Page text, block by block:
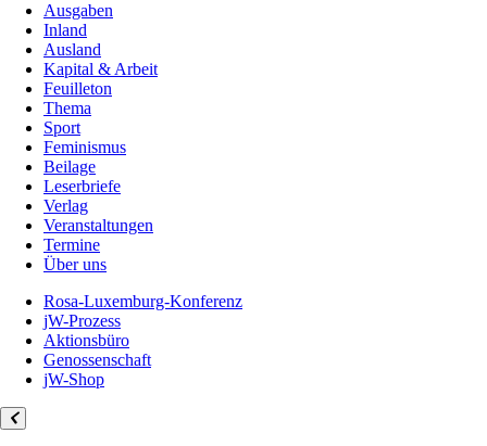
Ausgaben
Inland
Ausland
Kapital & Arbeit
Feuilleton
Thema
Sport
Feminismus
Beilage
Leserbriefe
Verlag
Veranstaltungen
Termine
Über uns
Rosa-Luxemburg-Konferenz
jW-Prozess
Aktionsbüro
Genossenschaft
jW-Shop